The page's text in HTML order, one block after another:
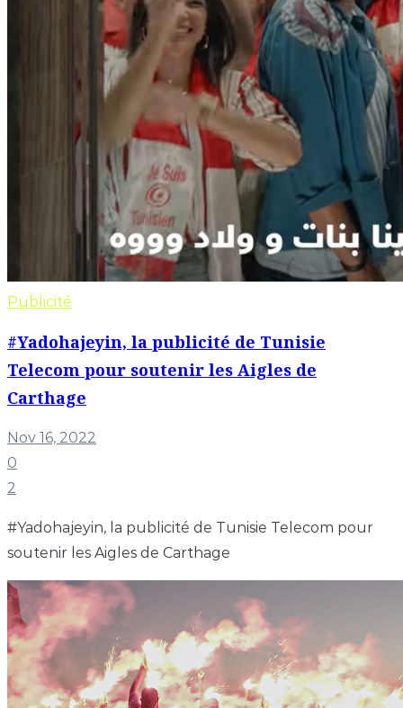
Publicité
#Yadohajeyin, la publicité de Tunisie
Telecom pour soutenir les Aigles de
Carthage
Nov 16, 2022
0
2
#Yadohajeyin, la publicité de Tunisie Telecom pour
soutenir les Aigles de Carthage